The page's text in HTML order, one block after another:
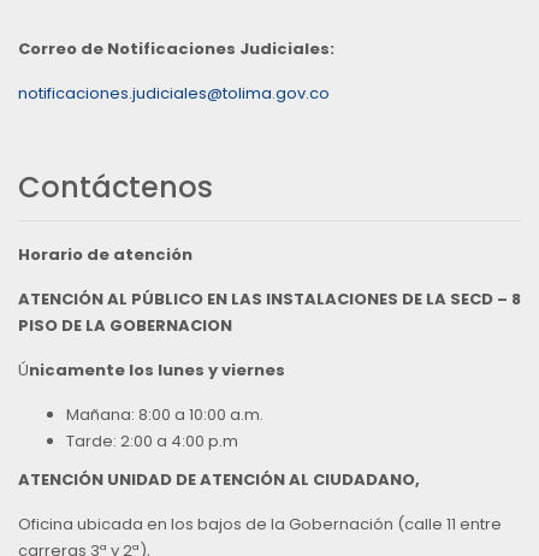
Correo de Notificaciones Judiciales:
notificaciones.judiciales@tolima.gov.co
Contáctenos
Horario de atención
ATENCIÓN AL PÚBLICO EN LAS INSTALACIONES DE LA SECD – 8
PISO DE LA GOBERNACION
Únicamente los lunes y viernes
Mañana: 8:00 a 10:00 a.m.
Tarde: 2:00 a 4:00 p.m
ATENCIÓN UNIDAD DE ATENCIÓN AL CIUDADANO,
Oficina ubicada en los bajos de la Gobernación (calle 11 entre
carreras 3ª y 2ª),